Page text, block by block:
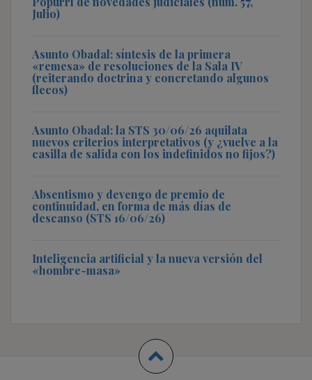
Julio)
Asunto Obadal: síntesis de la primera
«remesa» de resoluciones de la Sala IV
(reiterando doctrina y concretando algunos
flecos)
Asunto Obadal: la STS 30/06/26 aquilata
nuevos criterios interpretativos (y ¿vuelve a la
casilla de salida con los indefinidos no fijos?)
Absentismo y devengo de premio de
continuidad, en forma de más días de
descanso (STS 16/06/26)
Inteligencia artificial y la nueva versión del
«hombre-masa»